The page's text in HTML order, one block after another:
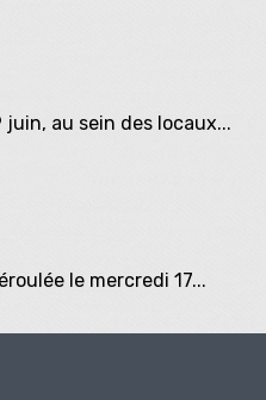
au sein des locaux...
le mercredi 17...